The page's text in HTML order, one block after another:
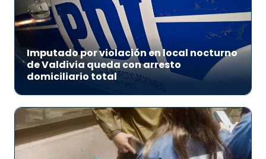
Imputado por violación en local nocturno
de Valdivia queda con arresto
domiciliario total